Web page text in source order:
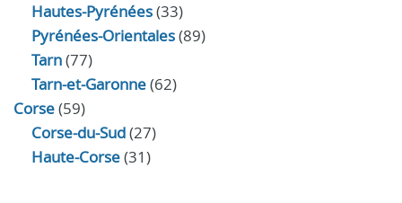
Hautes-Pyrénées(33)
Pyrénées-Orientales(89)
Tarn(77)
Tarn-et-Garonne(62)
Corse(59)
Corse-du-Sud(27)
Haute-Corse(31)